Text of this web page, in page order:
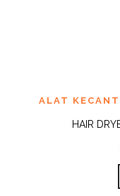
ALAT
HAIR